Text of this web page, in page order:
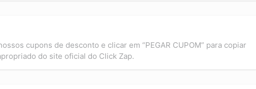
cupons de desconto e clicar em “PEGAR CUPOM” para copiar
do site oficial do Click Zap.